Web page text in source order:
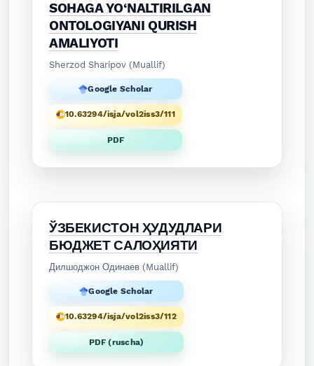
SOHAGA YO‘NALTIRILGAN
ONTOLOGIYANI QURISH
AMALIYOTI
Sherzod Sharipov (Muallif)
Google Scholar
10.63294/isja/vol2iss3/111
PDF
ЎЗБЕКИСТОН ҲУДУДЛАРИ
БЮДЖЕТ САЛОҲИЯТИ
Дилшоджон Одинаев (Muallif)
Google Scholar
10.63294/isja/vol2iss3/112
PDF (ruscha)